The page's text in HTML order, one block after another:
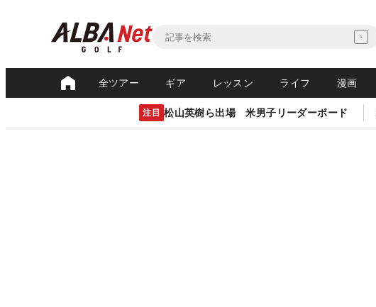
全ツアー ギア レッスン ライフ 漫画
注目 松山英樹ら出場 米男子リーダーボード